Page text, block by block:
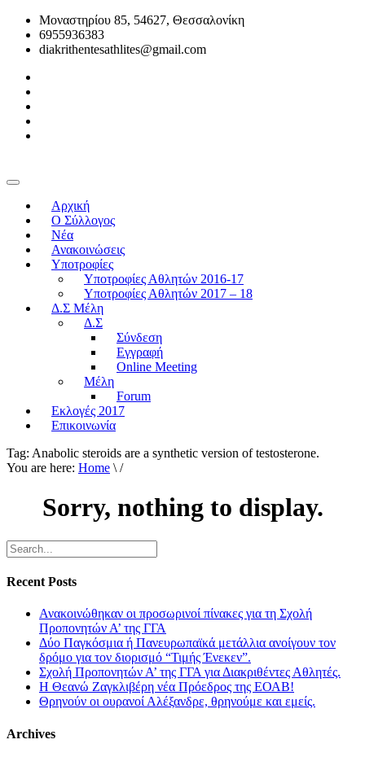
Μοναστηρίου 85, 54627, Θεσσαλονίκη
6955936383
diakrithentesathlites@gmail.com
Αρχική
O Σύλλογος
Νέα
Ανακοινώσεις
Υποτροφίες
Υποτροφίες Αθλητών 2016-17
Υποτροφίες Αθλητών 2017 – 18
Δ.Σ Μέλη
Δ.Σ
Σύνδεση
Εγγραφή
Online Meeting
Μέλη
Forum
Εκλογές 2017
Επικοινωνία
Tag: Anabolic steroids are a synthetic version of testosterone.
You are here: Home \ /
Sorry, nothing to display.
Recent Posts
Ανακοινώθηκαν οι προσωρινοί πίνακες για τη Σχολή
Προπονητών Α’ της ΓΓΑ
Δύο Παγκόσμια ή Πανευρωπαϊκά μετάλλια ανοίγουν τον
δρόμο για τον διορισμό “Τιμής Ένεκεν”.
Σχολή Προπονητών Α’ της ΓΓΑ για Διακριθέντες Αθλητές.
Η Θεανώ Ζαγκλιβέρη νέα Πρόεδρος της ΕΟΑΒ!
Θρηνούν οι ουρανοί Αλέξανδρε, θρηνούμε και εμείς.
Archives